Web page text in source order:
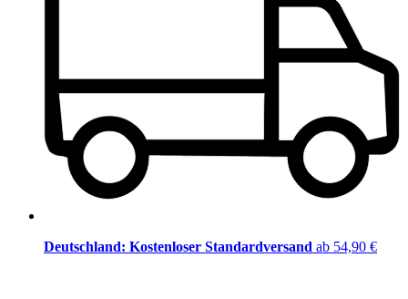
Deutschland: Kostenloser Standardversand ab 54,90 €